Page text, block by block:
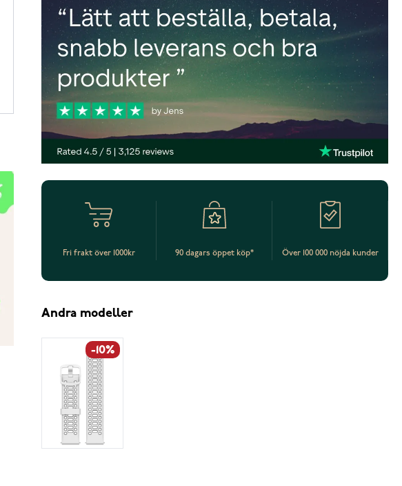
Fri frakt över 1000kr 90 dagars öppet köp* Över 100 000 nöjda kunder
Andra modeller
-10%